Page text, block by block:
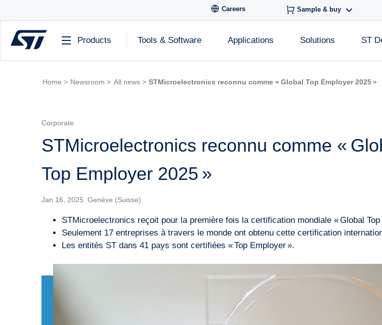
Careers Sample & buy
Products Tools & Software Applications Solutions ST
Home > Newsroom > All news > STMicroelectronics reconnu comme « Global Top Employer 2025 »
Corporate
STMicroelectronics reconnu comme «
Top Employer 2025 »
Jan 16, 2025 Genève (Suisse)
STMicroelectronics reçoit pour la première fois la certification mondiale « Global Top
Seulement 17 entreprises à travers le monde ont obtenu cette certification
Les entités ST dans 41 pays sont certifiées « Top Employer ».